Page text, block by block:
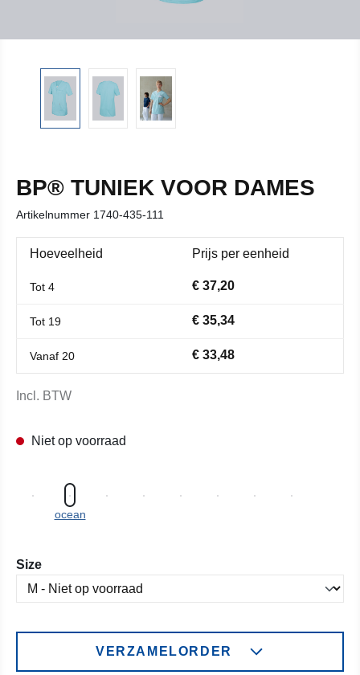
BP® TUNIEK VOOR DAMES
Artikelnummer 1740-435-111
Hoeveelheid Prijs per eenheid
Tot 4 € 37,20
Tot 19 € 35,34
Vanaf 20 € 33,48
Incl. BTW
Niet op voorraad
ocean
Selecteer
Size
VERZAMELORDER